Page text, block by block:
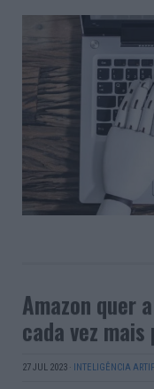
Amazon quer
cada vez
27 JUL 2023 · INTELIGÊNCIA